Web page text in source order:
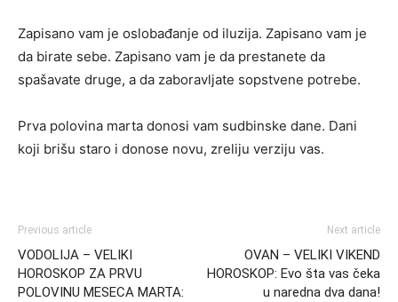
Zapisano vam je oslobađanje od iluzija. Zapisano vam je
da birate sebe. Zapisano vam je da prestanete da
spašavate druge, a da zaboravljate sopstvene potrebe.
Prva polovina marta donosi vam sudbinske dane. Dani
koji brišu staro i donose novu, zreliju verziju vas.
Previous article
VODOLIJA – VELIKI
HOROSKOP ZA PRVU
POLOVINU MESECA MARTA:
Next article
OVAN – VELIKI VIKEND
HOROSKOP: Evo šta vas čeka
u naredna dva dana!